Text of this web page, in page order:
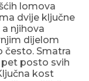
lomova
dvije ključne
njihova
dijelom
često. Smatra
posto svih
kost